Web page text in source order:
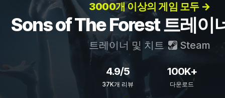
3000개 이상의 게임 모두 →
Sons of The Forest 트레이
트레이너 및 치트 Steam
4.9/5
37K개 리뷰
100K+
다운로드